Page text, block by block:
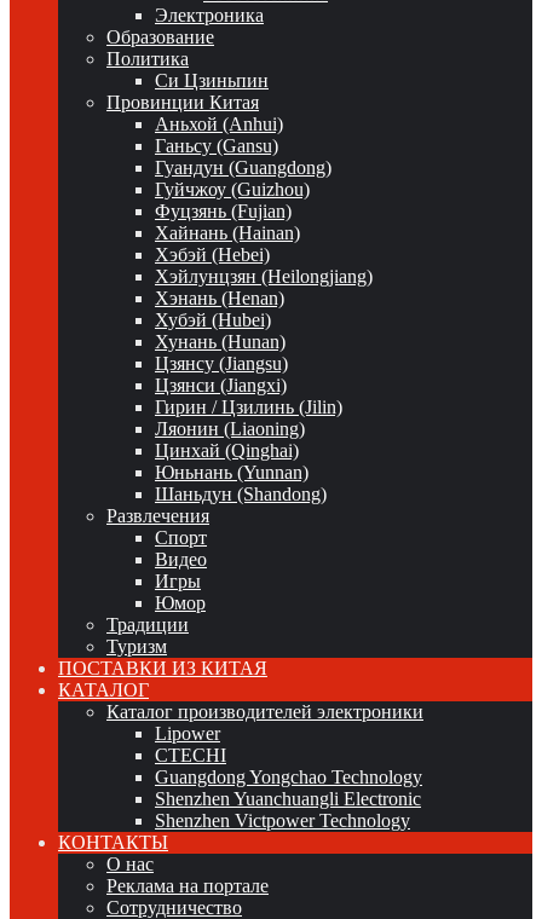
Электроника
Образование
Политика
Си Цзиньпин
Провинции Китая
Аньхой (Anhui)
Ганьсу (Gansu)
Гуандун (Guangdong)
Гуйчжоу (Guizhou)
Фуцзянь (Fujian)
Хайнань (Hainan)
Хэбэй (Hebei)
Хэйлунцзян (Heilongjiang)
Хэнань (Henan)
Хубэй (Hubei)
Хунань (Hunan)
Цзянсу (Jiangsu)
Цзянси (Jiangxi)
Гирин / Цзилинь (Jilin)
Ляонин (Liaoning)
Цинхай (Qinghai)
Юньнань (Yunnan)
Шаньдун (Shandong)
Развлечения
Спорт
Видео
Игры
Юмор
Традиции
Туризм
ПОСТАВКИ ИЗ КИТАЯ
КАТАЛОГ
Каталог производителей электроники
Lipower
CTECHI
Guangdong Yongchao Technology
Shenzhen Yuanchuangli Electronic
Shenzhen Victpower Technology
КОНТАКТЫ
О нас
Реклама на портале
Сотрудничество